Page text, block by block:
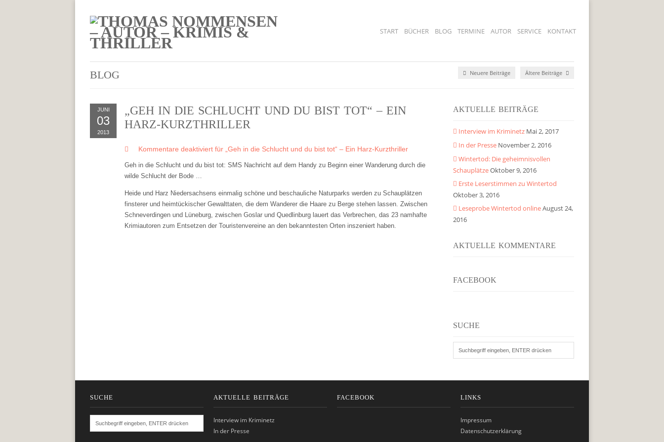
START BÜCHER BLOG TERMINE AUTOR SERVICE KONTAKT
BLOG Neuere Beiträge Ältere Beiträge
JUNI
03
2013
„GEH IN DIE SCHLUCHT UND DU BIST TOT“ – EIN
HARZ-KURZTHRILLER
Kommentare deaktiviert für „Geh in die Schlucht und du bist tot“ – Ein Harz-Kurzthriller
Geh in die Schlucht und du bist tot: SMS Nachricht auf dem Handy zu Beginn einer Wanderung durch die
wilde Schlucht der Bode …
Heide und Harz Niedersachsens einmalig schöne und beschauliche Naturparks werden zu Schauplätzen
finsterer und heimtückischer Gewalttaten, die dem Wanderer die Haare zu Berge stehen lassen. Zwischen
Schneverdingen und Lüneburg, zwischen Goslar und Quedlinburg lauert das Verbrechen, das 23 namhafte
Krimiautoren zum Entsetzen der Touristenvereine an den bekanntesten Orten inszeniert haben.
AKTUELLE BEITRÄGE
Interview im Kriminetz Mai 2, 2017
In der Presse November 2, 2016
Wintertod: Die geheimnisvollen
SchauplätzeOktober 9, 2016
Erste Leserstimmen zu Wintertod
Oktober 3, 2016
Leseprobe Wintertod onlineAugust 24,
2016
AKTUELLE KOMMENTARE
FACEBOOK
SUCHE
SUCHE AKTUELLE BEITRÄGE
Interview im Kriminetz
In der Presse
FACEBOOK LINKS
Impressum
Datenschutzerklärung